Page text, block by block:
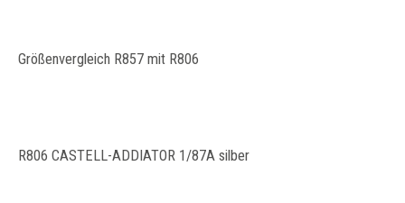
Größenvergleich R857 mit R806
R806 CASTELL-ADDIATOR 1/87A silber